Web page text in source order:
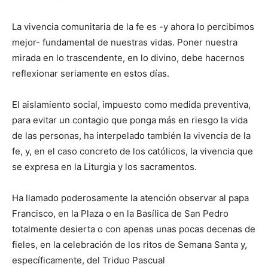
La vivencia comunitaria de la fe es -y ahora lo perci­bimos
mejor- fundamental de nuestras vidas. Poner nuestra
mirada en lo trascendente, en lo divino, debe ha­cernos
reflexionar seria­mente en estos días.
El aislamiento social, impuesto como medida preventiva,
para evitar un contagio que ponga más en riesgo la vida
de las personas, ha interpelado también la vivencia de la
fe, y, en el caso concreto de los católicos, la vivencia que
se ex­presa en la Liturgia y los sacramentos.
Ha llamado poderosamente la atención observar al papa
Francisco, en la Plaza o en la Basílica de San Pedro
totalmente desierta o con apenas unas pocas decenas de
fieles, en la celebra­ción de los ritos de Semana Santa y,
específicamente, del Triduo Pascual